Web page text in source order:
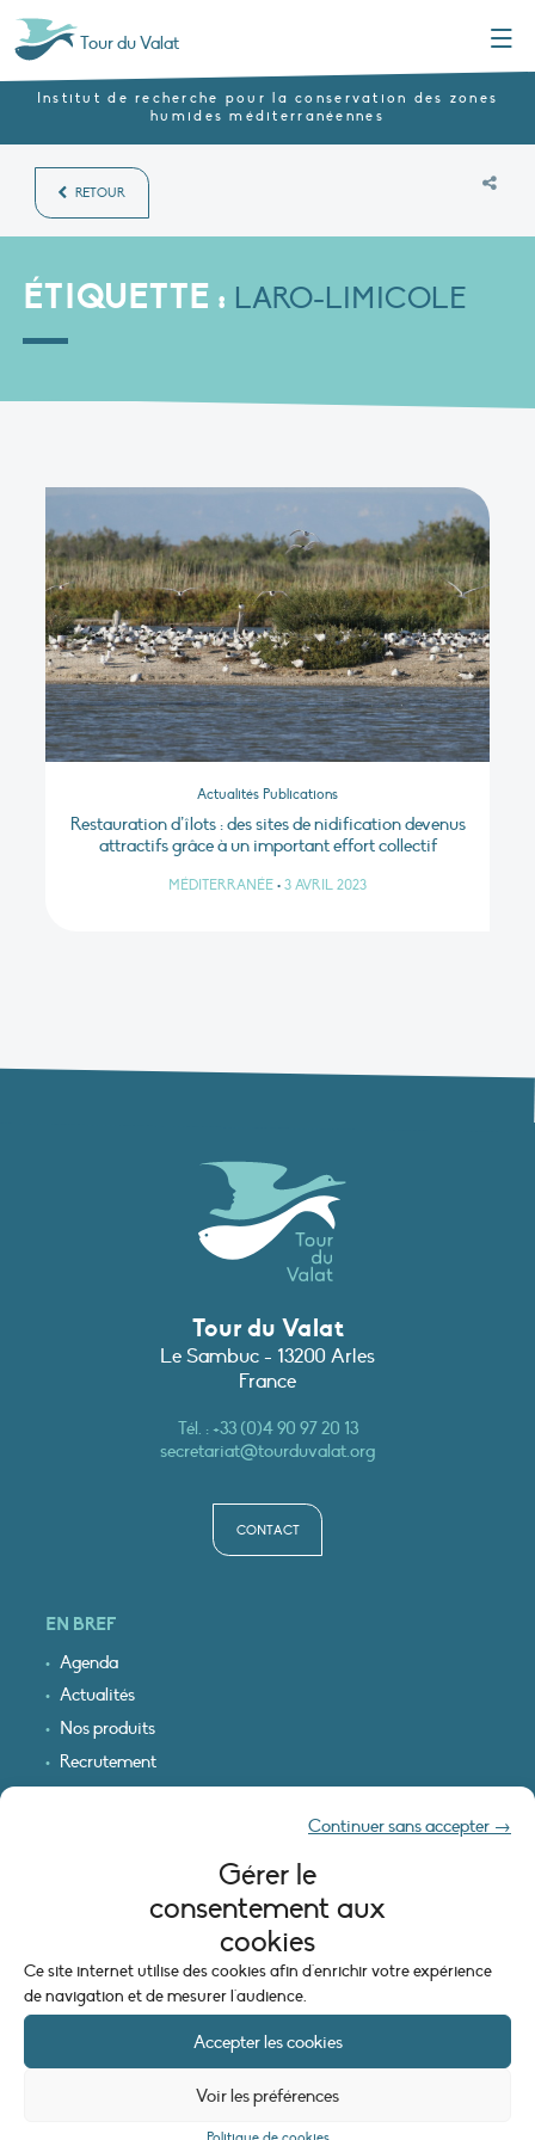
Gérer le
consentement aux
cookies
Ce site internet utilise des cookies afin d'enrichir votre expérience
de navigation et de mesurer l'audience.
Accepter les cookies
Continuer sans accepter →
Voir les préférences
Tour du Valat
Institut de recherche pour la conservation des zones
humides méditerranéennes
RETOUR
ÉTIQUETTE : LARO-LIMICOLE
Actualités Publications
Restauration d’îlots : des sites de nidification devenus
attractifs grâce à un important effort collectif
MÉDITERRANÉE • 3 AVRIL 2023
Tour du Valat
Le Sambuc - 13200 Arles
France
Tél. :+33 (0)4 90 97 20 13
secretariat@tourduvalat.org
CONTACT
EN BREF
Agenda
Actualités
Nos produits
Recrutement
Recevoir nos infos
INFORMATIONS LÉGALES
Mentions légales
Politique de cookies (UE)